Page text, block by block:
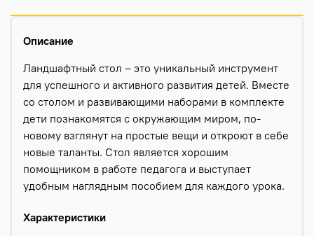
Описание
Ландшафтный стол – это уникальный инструмент
для успешного и активного развития детей. Вместе
со столом и развивающими наборами в комплекте
дети познакомятся с окружающим миром, по-
новому взглянут на простые вещи и откроют в себе
новые таланты. Стол является хорошим
помощником в работе педагога и выступает
удобным наглядным пособием для каждого урока.
Характеристики